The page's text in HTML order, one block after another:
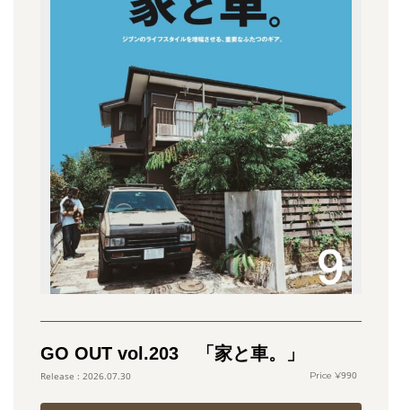
GO OUT vol.203 「家と車。」
2026.07.30 990